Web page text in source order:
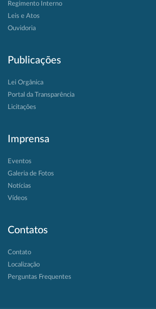
Regimento Interno
Leis e Atos
Ouvidoria
Publicações
Lei Orgânica
Portal da Transparência
Licitações
Imprensa
Eventos
Galeria de Fotos
Notícias
Vídeos
Contatos
Contato
Localização
Perguntas Frequentes